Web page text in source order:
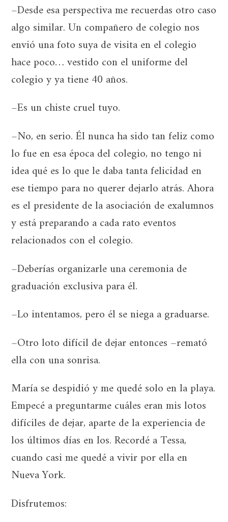
–Desde esa perspectiva me recuerdas otro caso
algo similar. Un compañero de colegio nos
envió una foto suya de visita en el colegio
hace poco… vestido con el uniforme del
colegio y ya tiene 40 años.
–Es un chiste cruel tuyo.
–No, en serio. Él nunca ha sido tan feliz como
lo fue en esa época del colegio, no tengo ni
idea qué es lo que le daba tanta felicidad en
ese tiempo para no querer dejarlo atrás. Ahora
es el presidente de la asociación de exalumnos
y está preparando a cada rato eventos
relacionados con el colegio.
–Deberías organizarle una ceremonia de
graduación exclusiva para él.
–Lo intentamos, pero él se niega a graduarse.
–Otro loto difícil de dejar entonces –remató
ella con una sonrisa.
María se despidió y me quedé solo en la playa.
Empecé a preguntarme cuáles eran mis lotos
difíciles de dejar, aparte de la experiencia de
los últimos días en Ios. Recordé a Tessa,
cuando casi me quedé a vivir por ella en
Nueva York.
Disfrutemos: